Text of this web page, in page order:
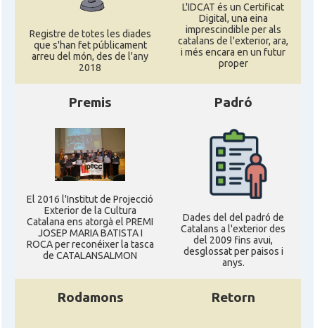
Registre de totes les diades
que s'han fet públicament
arreu del món, des de l'any
2018
L'IDCAT és un Certificat
Digital, una eina
imprescindible per als
catalans de l'exterior, ara,
i més encara en un futur
proper
Premis
El 2016 l'Institut de Projecció
Exterior de la Cultura
Catalana ens atorgà el PREMI
JOSEP MARIA BATISTA I
ROCA per reconéixer la tasca
de CATALANSALMON
Padró
Dades del del padró de
Catalans a l'exterior des
del 2009 fins avui,
desglossat per paisos i
anys.
Rodamons Retorn